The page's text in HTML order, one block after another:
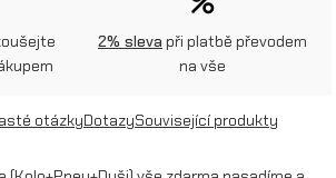
2% sleva při platbě převodem
na vše
otázkyDotazySouvisející produkty